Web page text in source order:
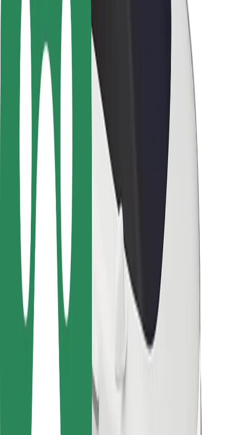
Pasažieru drošība
Autovadītāju drošība
Skrejriteņu drošība
Drošības laboratorija
Pilsētas
Pilsētas
Risinājumi pilsētām
Lidostas
Bolt uzlādes statīvi
Palīdzība
Pasažieriem
Autovadītājiem
Kurjeriem
Bolt Food
Autoparku īpašniekiem
Restorāniem
Bolt for Business
Cits
Piegādātāji
Noteikumi un nosacījumi
Drošība
Saņem braucienu minūšu laikā!